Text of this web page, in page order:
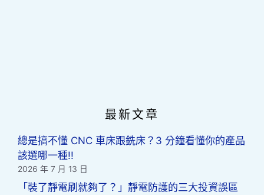
最新文章
總是搞不懂 CNC 車床跟銑床？3 分鐘看懂你的產品
該選哪一種!!
2026 年 7 月 13 日
「裝了靜電刷就夠了？」靜電防護的三大投資誤區